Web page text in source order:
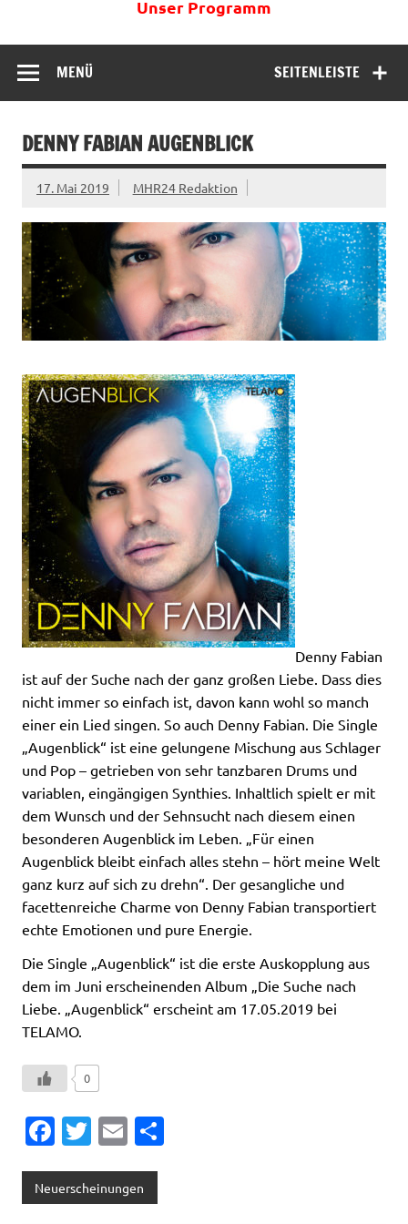
Unser Programm
SEITENLEISTE
MENÜ
DENNY FABIAN AUGENBLICK
17. Mai 2019 MHR24 Redaktion
Denny Fabian
ist auf der Suche nach der ganz großen Liebe. Dass dies
nicht immer so einfach ist, davon kann wohl so manch
einer ein Lied singen. So auch Denny Fabian. Die Single
„Augenblick“ ist eine gelungene Mischung aus Schlager
und Pop – getrieben von sehr tanzbaren Drums und
variablen, eingängigen Synthies. Inhaltlich spielt er mit
dem Wunsch und der Sehnsucht nach diesem einen
besonderen Augenblick im Leben. „Für einen
Augenblick bleibt einfach alles stehn – hört meine Welt
ganz kurz auf sich zu drehn“. Der gesangliche und
facettenreiche Charme von Denny Fabian transportiert
echte Emotionen und pure Energie.
Die Single „Augenblick“ ist die erste Auskopplung aus
dem im Juni erscheinenden Album „Die Suche nach
Liebe. „Augenblick“ erscheint am 17.05.2019 bei
TELAMO.
0
Fa
e
T
it
E
ai
Neuerscheinungen